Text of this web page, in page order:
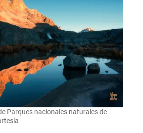
Parques nacionales naturales de